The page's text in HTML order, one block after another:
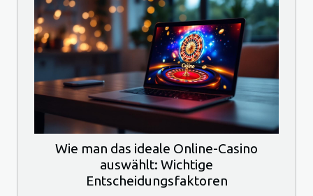
Wie man das ideale Online-Casino
auswählt: Wichtige
Entscheidungsfaktoren